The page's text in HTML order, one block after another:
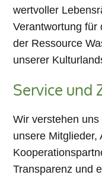
wertvoller
Verantwortung für
der Ressource
unserer
Service und
Wir verstehen
unsere Mitglieder,
Transparenz und